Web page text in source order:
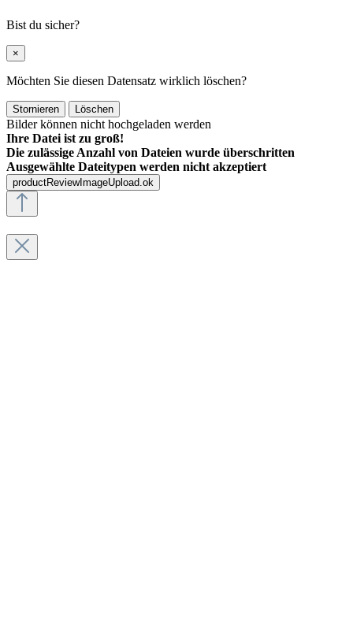
Bist du sicher?
×
Möchten Sie diesen Datensatz wirklich löschen?
Stornieren Löschen
Bilder können nicht hochgeladen werden
Ihre Datei ist zu groß!
Die zulässige Anzahl von Dateien wurde überschritten
Ausgewählte Dateitypen werden nicht akzeptiert
productReviewImageUpload.ok